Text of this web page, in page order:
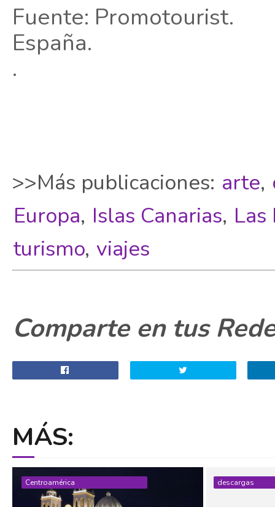
Fuente: Promotourist.
España.
.
>>Más publicaciones: arte,
Europa, Islas Canarias, Las
turismo, viajes
Comparte en tus
MÁS:
Centroamérica descargas